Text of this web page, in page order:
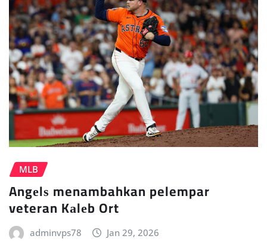
MLB
Angеlѕ menambahkan pelempar
veteran Kаlеb Ort
adminvps78 Jan 29, 2026